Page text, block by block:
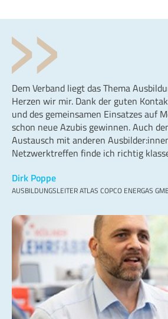
Dem Verband liegt das Thema
Herzen wir mir. Dank der guten
und des gemeinsamen Einsatzes auf
schon neue Azubis gewinnen. Auch
Austausch mit anderen
Netzwerktreffen finde ich richtig
Dirk Poppe
AUSBILDUNGSLEITER ATLAS COPCO ENERGAS